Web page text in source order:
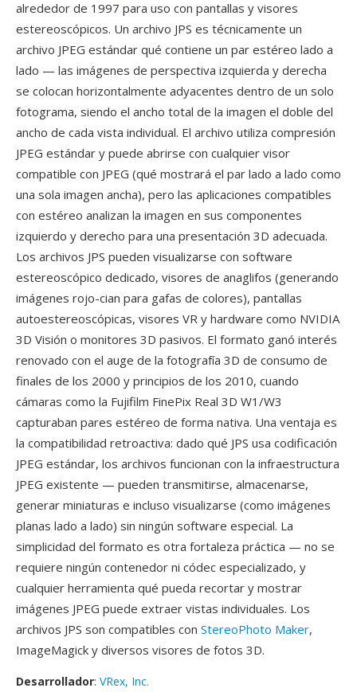
alrededor de 1997 para uso con pantallas y visores
estereoscópicos. Un archivo JPS es técnicamente un
archivo JPEG estándar qué contiene un par estéreo lado a
lado — las imágenes de perspectiva izquierda y derecha
se colocan horizontalmente adyacentes dentro de un solo
fotograma, siendo el ancho total de la imagen el doble del
ancho de cada vista individual. El archivo utiliza compresión
JPEG estándar y puede abrirse con cualquier visor
compatible con JPEG (qué mostrará el par lado a lado como
una sola imagen ancha), pero las aplicaciones compatibles
con estéreo analizan la imagen en sus componentes
izquierdo y derecho para una presentación 3D adecuada.
Los archivos JPS pueden visualizarse con software
estereoscópico dedicado, visores de anaglifos (generando
imágenes rojo-cian para gafas de colores), pantallas
autoestereoscópicas, visores VR y hardware como NVIDIA
3D Visión o monitores 3D pasivos. El formato ganó interés
renovado con el auge de la fotografía 3D de consumo de
finales de los 2000 y principios de los 2010, cuando
cámaras como la Fujifilm FinePix Real 3D W1/W3
capturaban pares estéreo de forma nativa. Una ventaja es
la compatibilidad retroactiva: dado qué JPS usa codificación
JPEG estándar, los archivos funcionan con la infraestructura
JPEG existente — pueden transmitirse, almacenarse,
generar miniaturas e incluso visualizarse (como imágenes
planas lado a lado) sin ningún software especial. La
simplicidad del formato es otra fortaleza práctica — no se
requiere ningún contenedor ni códec especializado, y
cualquier herramienta qué pueda recortar y mostrar
imágenes JPEG puede extraer vistas individuales. Los
archivos JPS son compatibles con StereoPhoto Maker,
ImageMagick y diversos visores de fotos 3D.
Desarrollador: VRex, Inc.